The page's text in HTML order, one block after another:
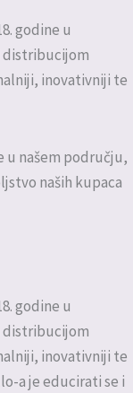
godine u
distribucijom
inovativniji te
u našem području,
naših kupaca
godine u
distribucijom
inovativniji te
a je educirati se i